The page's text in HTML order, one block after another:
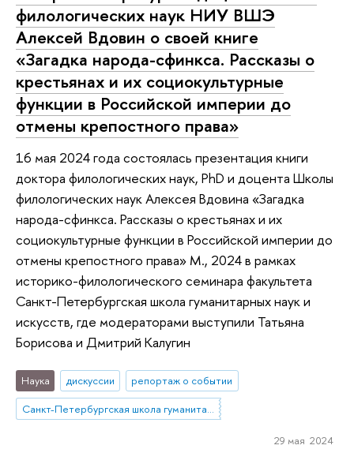
филологических наук НИУ ВШЭ
Алексей Вдовин о своей книге
«Загадка народа-сфинкса. Рассказы о
крестьянах и их социокультурные
функции в Российской империи до
отмены крепостного права»
16 мая 2024 года состоялась презентация книги
доктора филологических наук, PhD и доцента Школы
филологических наук Алексея Вдовина «Загадка
народа-сфинкса. Рассказы о крестьянах и их
социокультурные функции в Российской империи до
отмены крепостного права» М., 2024 в рамках
историко-филологического семинара факультета
Санкт-Петербургская школа гуманитарных наук и
искусств, где модераторами выступили Татьяна
Борисова и Дмитрий Калугин
Наука дискуссии
репортаж о событии
Санкт-Петербургская школа гуманитарных наук и искусств
29 мая 2024